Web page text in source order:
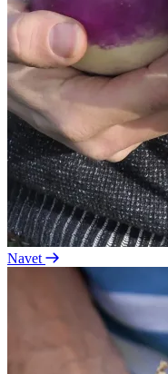
Navet